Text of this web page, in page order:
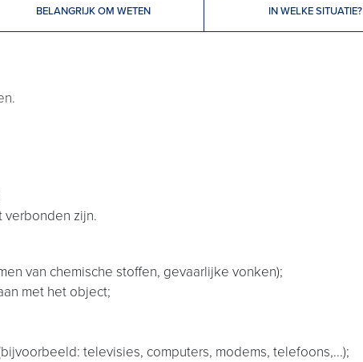
BELANGRIJK OM WETEN IN WELKE SITUATIE?
zijn.
van chemische stoffen, gevaarlijke vonken);
met het object;
televisies, computers, modems, telefoons,...);